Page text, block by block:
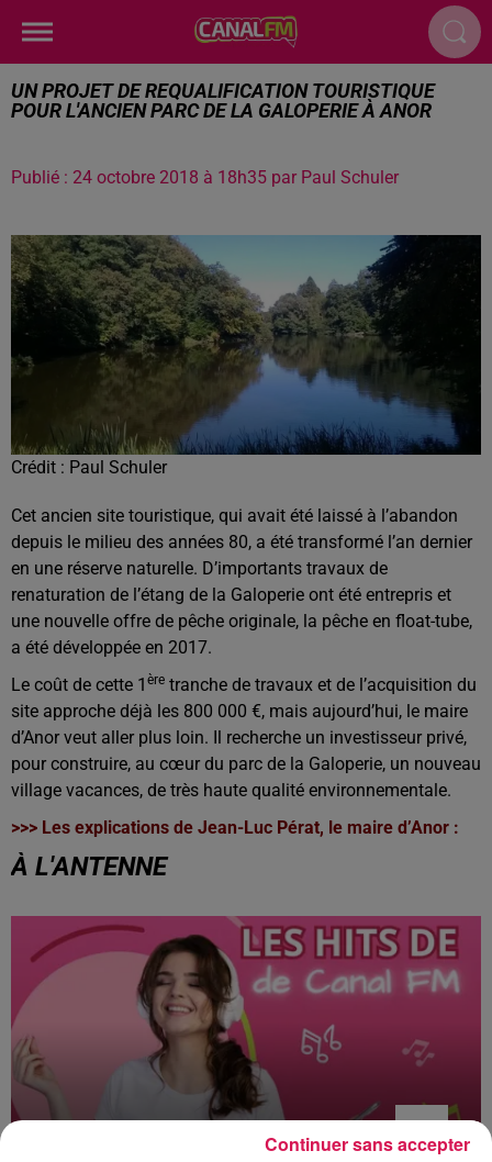
UN PROJET DE REQUALIFICATION TOURISTIQUE
POUR L'ANCIEN PARC DE LA GALOPERIE À ANOR
Publié : 24 octobre 2018 à 18h35 par Paul Schuler
Crédit : Paul Schuler
Cet ancien site touristique, qui avait été laissé à l’abandon
depuis le milieu des années 80, a été transformé l’an dernier
en une réserve naturelle. D’importants travaux de
renaturation de l’étang de la Galoperie ont été entrepris et
une nouvelle offre de pêche originale, la pêche en float-tube,
a été développée en 2017.
Le coût de cette 1 ère tranche de travaux et de l’acquisition du
site approche déjà les 800 000 €, mais aujourd’hui, le maire
d’Anor veut aller plus loin. Il recherche un investisseur privé,
pour construire, au cœur du parc de la Galoperie, un nouveau
village vacances, de très haute qualité environnementale.
>>> Les explications de Jean-Luc Pérat, le maire d’Anor :
À L'ANTENNE
Continuer sans accepter